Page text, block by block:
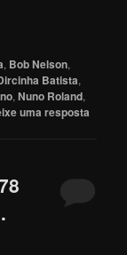
, Bob Nelson,
Batista,
,Nuno Roland,
uma resposta